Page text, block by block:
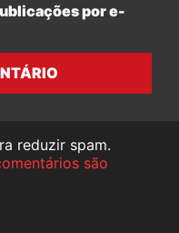
por e-
reduzir spam.
são